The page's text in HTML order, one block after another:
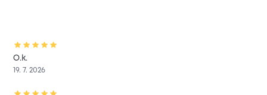
O.k.
19. 7. 2026